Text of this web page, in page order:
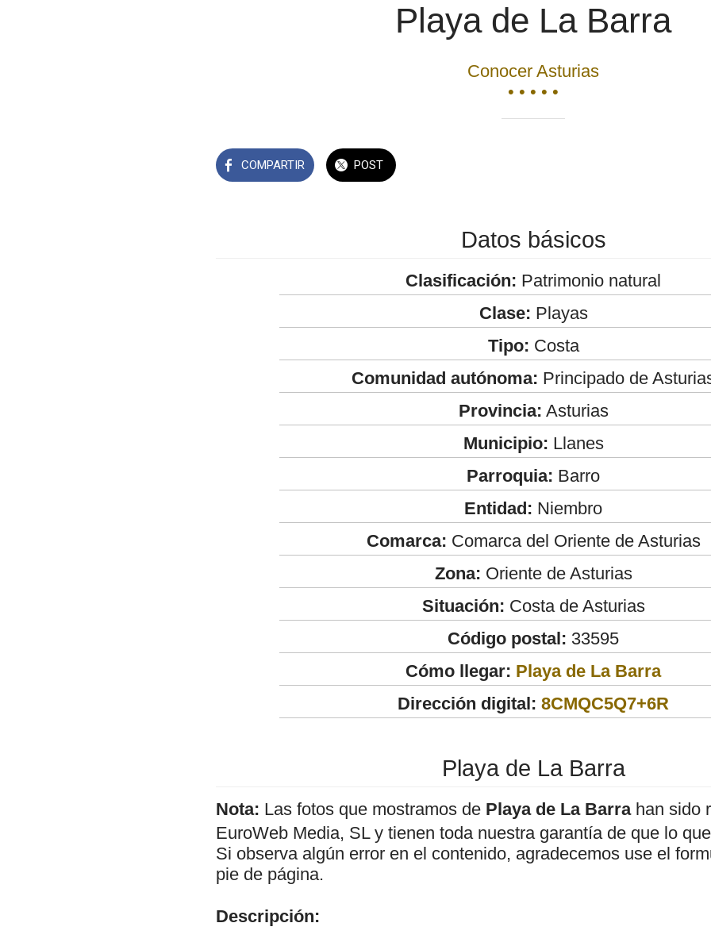
Playa de La Barra
Conocer Asturias
• • • • •
COMPARTIR POST
Datos básicos
Clasificación: Patrimonio natural
Clase: Playas
Tipo: Costa
Comunidad autónoma: Principado de
Provincia: Asturias
Municipio: Llanes
Parroquia: Barro
Entidad: Niembro
Comarca: Comarca del Oriente de Asturias
Zona: Oriente de Asturias
Situación: Costa de Asturias
Código postal: 33595
Cómo llegar: Playa de La Barra
Dirección digital: 8CMQC5Q7+6R
Playa de La Barra
Nota: Las fotos que mostramos de Playa de La Barrahan sido
EuroWeb Media, SL y tienen toda nuestra garantía de que lo
Si observa algún error en el contenido, agradecemos use el
pie de página.
Descripción: